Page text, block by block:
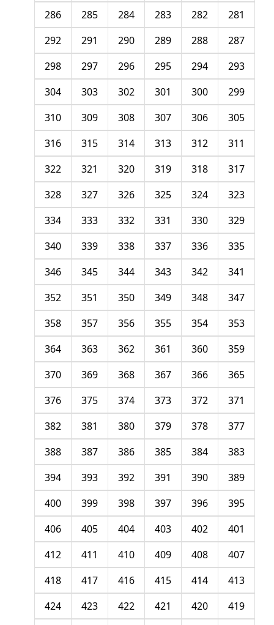
281
282
283
284
285
286
287
288
289
290
291
292
293
294
295
296
297
298
299
300
301
302
303
304
305
306
307
308
309
310
311
312
313
314
315
316
317
318
319
320
321
322
323
324
325
326
327
328
329
330
331
332
333
334
335
336
337
338
339
340
341
342
343
344
345
346
347
348
349
350
351
352
353
354
355
356
357
358
359
360
361
362
363
364
365
366
367
368
369
370
371
372
373
374
375
376
377
378
379
380
381
382
383
384
385
386
387
388
389
390
391
392
393
394
395
396
397
398
399
400
401
402
403
404
405
406
407
408
409
410
411
412
413
414
415
416
417
418
419
420
421
422
423
424